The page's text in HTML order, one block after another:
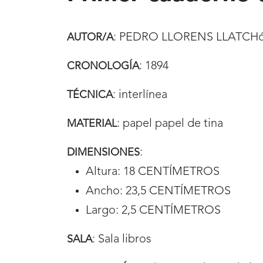
AUTOR/A: PEDRO LLORENS
CRONOLOGÍA: 1894
TÉCNICA: interlínea
MATERIAL: papel papel de tina
DIMENSIONES:
Altura: 18 CENTÍMETROS
Ancho: 23,5 CENTÍMETROS
Largo: 2,5 CENTÍMETROS
SALA: Sala libros